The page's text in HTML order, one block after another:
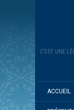
C'EST UNE
ACCUEIL